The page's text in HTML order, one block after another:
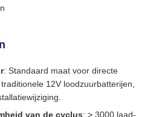
: Standaard maat voor directe
12V loodzuurbatterijen,
van de cyclus: > 3000 laad-